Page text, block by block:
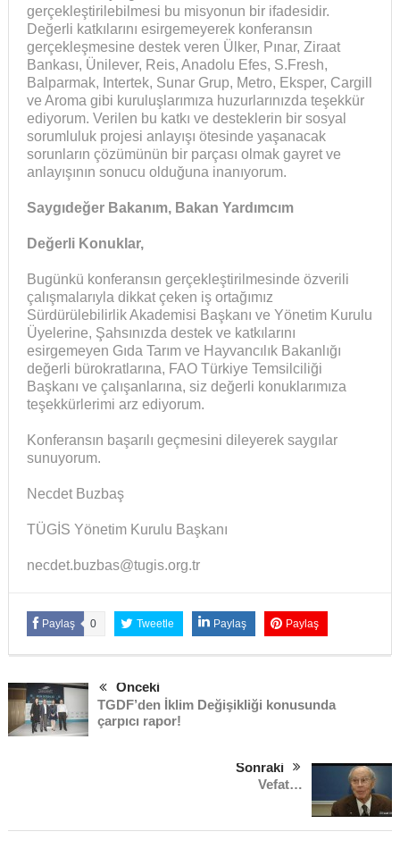
gerçekleştirilebilmesi bu misyonun bir ifadesidir.
Değerli katkılarını esirgemeyerek konferansın
gerçekleşmesine destek veren Ülker, Pınar, Ziraat
Bankası, Ünilever, Reis, Anadolu Efes, S.Fresh,
Balparmak, Intertek, Sunar Grup, Metro, Eksper, Cargill
ve Aroma gibi kuruluşlarımıza huzurlarınızda teşekkür
ediyorum. Verilen bu katkı ve desteklerin bir sosyal
sorumluluk projesi anlayışı ötesinde yaşanacak
sorunların çözümünün bir parçası olmak gayret ve
anlayışının sonucu olduğuna inanıyorum.
Saygıdeğer Bakanım, Bakan Yardımcım
Değerli Konuklar,
Bugünkü konferansın gerçekleştirilmesinde özverili
çalışmalarıyla dikkat çeken iş ortağımız
Sürdürülebilirlik Akademisi Başkanı ve Yönetim Kurulu
Üyelerine, Şahsınızda destek ve katkılarını
esirgemeyen Gıda Tarım ve Hayvancılık Bakanlığı
değerli bürokratlarına, FAO Türkiye Temsilciliği
Başkanı ve çalışanlarına, siz değerli konuklarımıza
teşekkürlerimi arz ediyorum.
Konferansın başarılı geçmesini dileyerek saygılar
sunuyorum.
Necdet Buzbaş
TÜGİS Yönetim Kurulu Başkanı
necdet.buzbas@tugis.org.tr
Paylaş 0 Tweetle Paylaş Paylaş
Önceki
TGDF’den İklim Değişikliği konusunda
çarpıcı rapor!
Sonraki
Vefat…